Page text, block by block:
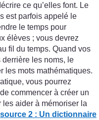
ce qu’elles font. Le
est parfois appelé le
le temps pour
élèves ; vous devrez
fil du temps. Quand vos
les noms, le
les mots mathématiques.
vous pourrez
commencer à créer un
aider à mémoriser la
2 : Un dictionnaire